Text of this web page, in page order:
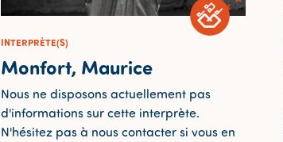
INTERPRÈTE(S)
Monfort, Maurice
Nous ne disposons actuellement pas
d'informations sur cette interprète.
N'hésitez pas à nous contacter si vous en